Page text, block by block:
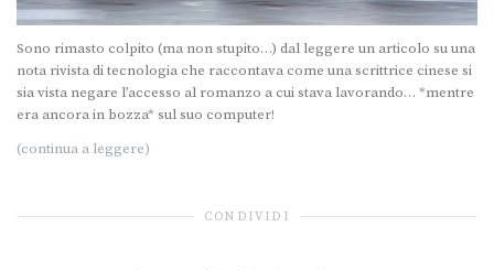
Sono rimasto colpito (ma non stupito…) dal leggere un articolo su una
nota rivista di tecnologia che raccontava come una scrittrice cinese si
sia vista negare l’accesso al romanzo a cui stava lavorando… *mentre
era ancora in bozza* sul suo computer!
(continua a leggere)
CONDIVIDI